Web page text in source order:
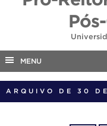
CONCURSOS
EDITAIS
INTERNACIONAL
MENU
ARQUIVO DE 30